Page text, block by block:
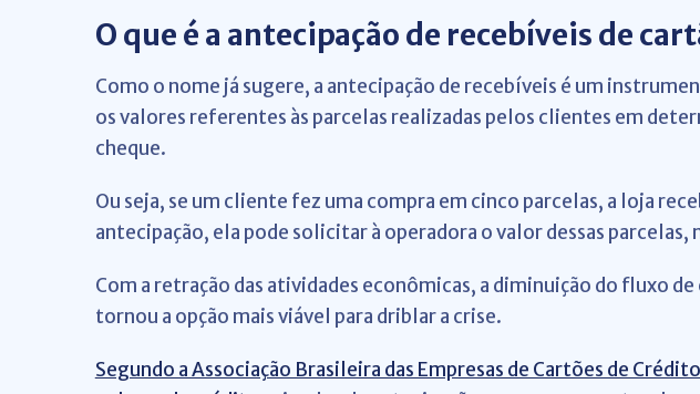
O que é a antecipação de recebíveis de
Como o nome já sugere, a antecipação de recebíveis é um
os valores referentes às parcelas realizadas pelos clientes em
cheque.
Ou seja, se um cliente fez uma compra em cinco parcelas, a loja
antecipação, ela pode solicitar à operadora o valor dessas parcelas,
Com a retração das atividades econômicas, a diminuição do fluxo
tornou a opção mais viável para driblar a crise.
Segundo a Associação Brasileira das Empresas de Cartões de